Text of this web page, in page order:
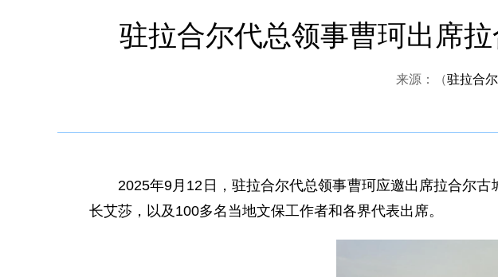
驻拉合尔代总领事曹珂出席
来源：（驻拉合
2025年9月12日，驻拉合尔代总领事曹珂应邀出席拉合尔
长艾莎，以及100多名当地文保工作者和各界代表出席。